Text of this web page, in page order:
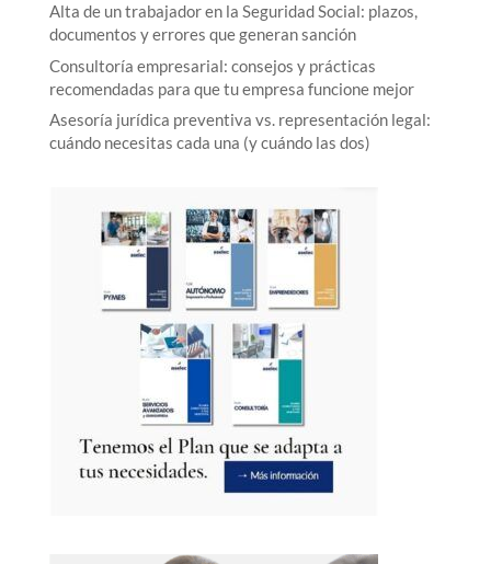
Alta de un trabajador en la Seguridad Social: plazos,
documentos y errores que generan sanción
Consultoría empresarial: consejos y prácticas
recomendadas para que tu empresa funcione mejor
Asesoría jurídica preventiva vs. representación legal:
cuándo necesitas cada una (y cuándo las dos)